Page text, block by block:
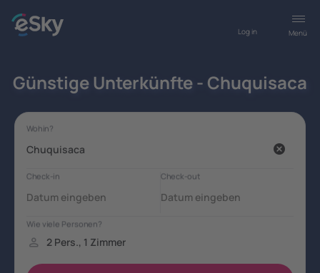
Menü
Log in
Günstige Unterkünfte - Chuquisaca